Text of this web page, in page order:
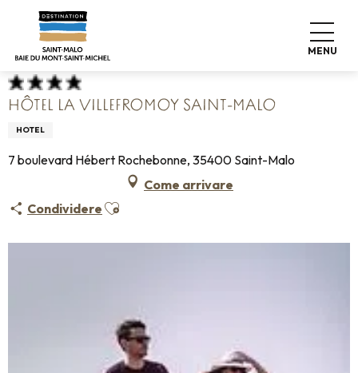
contenu
MENU
Home Fate le valigie
Alberghi
Hôtel La Villefromoy Saint-Malo
HÔTEL LA VILLEFROMOY SAINT-MALO
HOTEL
7 boulevard Hébert Rochebonne, 35400 Saint-Malo
Come arrivare
Condividere Ajouter aux favoris